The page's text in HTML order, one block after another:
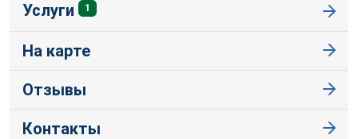
Услуги 1
На карте
Отзывы
Контакты